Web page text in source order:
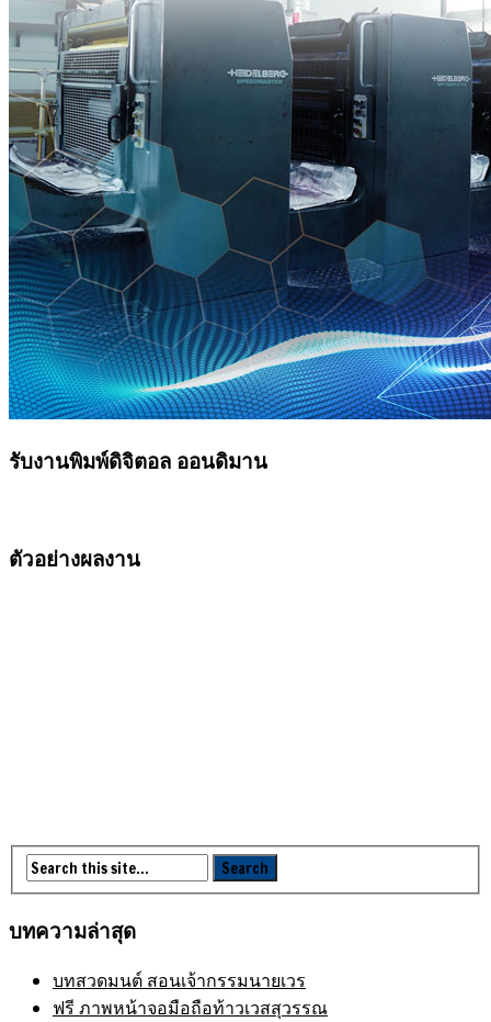
รับงานพิมพ์ดิจิตอล ออนดิมาน
ตัวอย่างผลงาน
บทความล่าสุด
บทสวดมนต์ สอนเจ้ากรรมนายเวร
ฟรี ภาพหน้าจอมือถือท้าวเวสสุวรรณ